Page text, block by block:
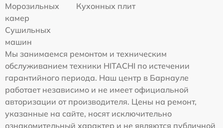
Морозильных
камер
Кухонных плит
Сушильных
машин
Мы занимаемся ремонтом и техническим
обслуживанием техники HITACHI по истечении
гарантийного периода. Наш центр в Барнауле
работает независимо и не имеет официальной
авторизации от производителя. Цены на ремонт,
указанные на сайте, носят исключительно
ознакомительный характер и не являются публичной